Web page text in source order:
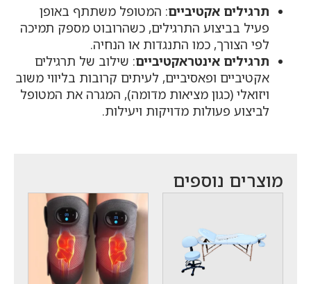
תרגילים אקטיביים: המטופל משתתף באופן
פעיל בביצוע התרגילים, כשהרובוט מספק תמיכה
לפי הצורך, כמו התנגדות או הנחיה.
תרגילים אינטראקטיביים: שילוב של תרגילים
אקטיביים ופאסיביים, לעיתים קרובות בליווי משוב
ויזואלי (כגון מציאות מדומה), המגרה את המטופל
לביצוע פעולות מדויקות ויעילות.
מוצרים נוספים